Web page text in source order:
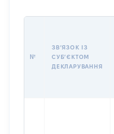
№
ЗВʼЯЗОК ІЗ
СУБʼЄКТОМ
ДЕКЛАРУВАННЯ